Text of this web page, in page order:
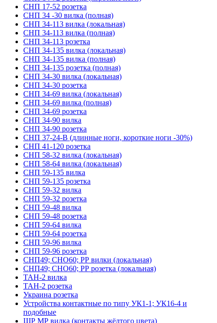
СНП 17-52 розетка
СНП 34 -30 вилка (полная)
СНП 34-113 вилка (локальная)
СНП 34-113 вилка (полная)
СНП 34-113 розетка
СНП 34-135 вилка (локальная)
СНП 34-135 вилка (полная)
СНП 34-135 розетка (полная)
СНП 34-30 вилка (локальная)
СНП 34-30 розетка
СНП 34-69 вилка (локальная)
СНП 34-69 вилка (полная)
СНП 34-69 розетка
СНП 34-90 вилка
СНП 34-90 розетка
СНП 37-24-В (длинные ноги, короткие ноги -30%)
СНП 41-120 розетка
СНП 58-32 вилка (локальная)
СНП 58-64 вилка (локальная)
СНП 59-135 вилка
СНП 59-135 розетка
СНП 59-32 вилка
СНП 59-32 розетка
СНП 59-48 вилка
СНП 59-48 розетка
СНП 59-64 вилка
СНП 59-64 розетка
СНП 59-96 вилка
СНП 59-96 розетка
СНП49; СНО60; РР вилки (локальная)
СНП49; СНО60; РР розетка (локальная)
ТАН-2 вилка
ТАН-2 розетка
Украина розетка
Устройства контактные по типу УК1-1; УК16-4 и
подобные
ШР МР вилка (контакты жёлтого цвета)